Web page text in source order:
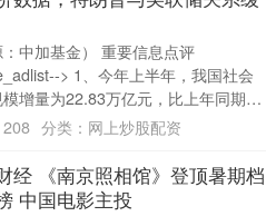
：中加基金） 重要信息点评
> 1、今年上半年，我国社会
增量为22.83万亿元，比上年同期多
元；人民....
208 分类： 网上炒股配资
经 《南京照相馆》登顶暑期档
中国电影主投